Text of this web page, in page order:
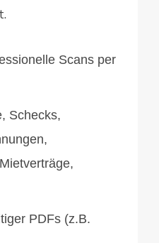
Scans per
Schecks,
PDFs (z.B.